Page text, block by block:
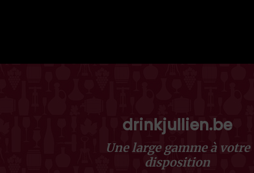
drinkjullien.be
Une large gamme à votre
disposition